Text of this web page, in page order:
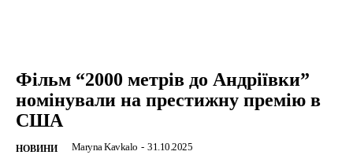
Фільм “2000 метрів до Андріївки”
номінували на престижну премію в
США
НОВИНИ Maryna Kavkalo - 31.10.2025